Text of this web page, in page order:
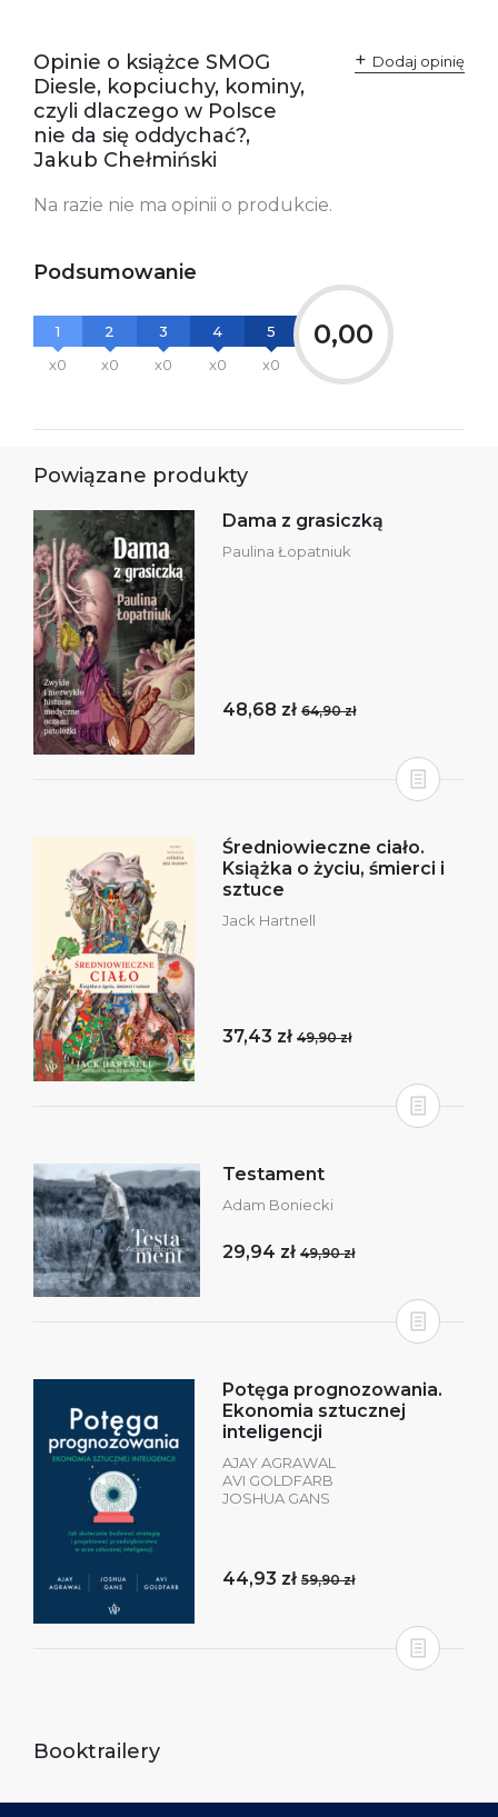
Opinie o książce SMOG
Diesle, kopciuchy, kominy,
czyli dlaczego w Polsce
nie da się oddychać?,
Jakub Chełmiński
Dodaj opinię
Na razie nie ma opinii o produkcie.
Podsumowanie
1
x0
2
x0
3
x0
4
x0
5
x0
0,00
Powiązane produkty
Dama z grasiczką
Paulina Łopatniuk
48,68 zł 64,90 zł
Średniowieczne ciało.
Książka o życiu, śmierci i
sztuce
Jack Hartnell
37,43 zł 49,90 zł
Testament
Adam Boniecki
29,94 zł 49,90 zł
Potęga prognozowania.
Ekonomia sztucznej
inteligencji
AJAY AGRAWAL
AVI GOLDFARB
JOSHUA GANS
44,93 zł 59,90 zł
Booktrailery